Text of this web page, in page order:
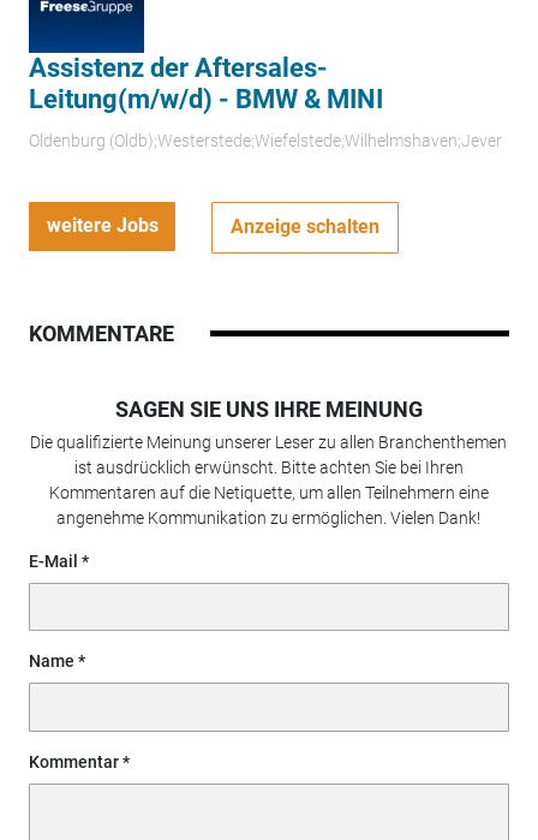
Assistenz der Aftersales-
Leitung(m/w/d) - BMW & MINI
Oldenburg (Oldb);Westerstede;Wiefelstede;Wilhelmshaven;Jever
weitere Jobs Anzeige schalten
KOMMENTARE
SAGEN SIE UNS IHRE MEINUNG
Die qualifizierte Meinung unserer Leser zu allen Branchenthemen
ist ausdrücklich erwünscht. Bitte achten Sie bei Ihren
Kommentaren auf die Netiquette, um allen Teilnehmern eine
angenehme Kommunikation zu ermöglichen. Vielen Dank!
E-Mail
Name
Kommentar